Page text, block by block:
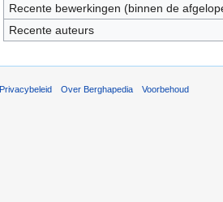
Recente bewerkingen (binnen de
Recente auteurs
Privacybeleid Over Berghapedia Voorbehoud